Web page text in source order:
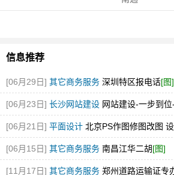
信息推荐
[06月29日] 其它商务服务 深圳特区报电话[图]
[06月23日] 长沙网站建设 网站建设-一步到位
才是创业底牌✨
[06月21日] 平面设计 北京PS作图修图改图
[图]
[06月15日] 其它商务服务 南昌江华二胡[图]
[11月17日] 其它商务服务 郑州道路运输证专